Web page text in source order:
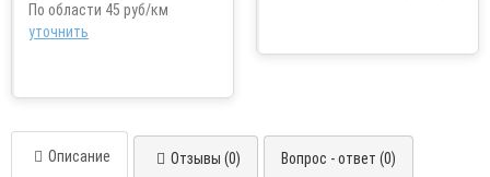
По области 45 руб/км
уточнить
Описание Отзывы (0) Вопрос - ответ (0)